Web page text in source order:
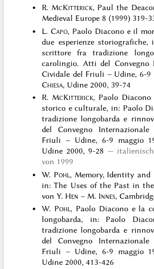
R. McKitterick, Paul the
Medieval Europe 8 (1999) 319-
L.Capo, Paolo Diacono e il
due esperienze
scrittore fra tradizione
carolingio. Atti del Convegno
Cividale del Friuli – Udine, 6-9
Chiesa, Udine 2000, 39-74
R. McKitterick, Paolo
storico e culturale, in: Paolo
tradizione longobarda e
del Convegno
Friuli – Udine, 6-9 maggio
Udine 2000, 9-28
von 1999
W. Pohl , Memory, Identity and
in: The Uses of the Past in
von Y. Hen – M. Innes,
W. Pohl, Paolo Diacono e la
longobarda, in: Paolo
tradizione longobarda e
del Convegno
Friuli – Udine, 6-9 maggio
Udine 2000, 413-426